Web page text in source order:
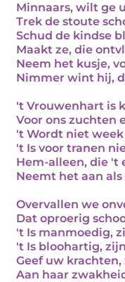
Minnaars, wilt ge
Trek de stoute
Schud de kindse
Maakt ze, die
Neem het kusje,
Nimmer wint hij,
't Vrouwenhart is
Voor ons zuchten
't Wordt niet week
't Is voor tranen
Hem-alleen, die 't
Neemt het aan
Overvallen we
Dat oproerig
't Is manmoedig,
't Is bloohartig,
Geef uw
Aan haar